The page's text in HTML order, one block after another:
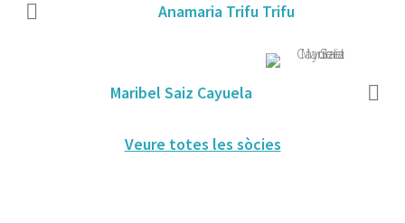
Anamaria Trifu Trifu
Maribel Saiz Cayuela
Veure totes les sòcies